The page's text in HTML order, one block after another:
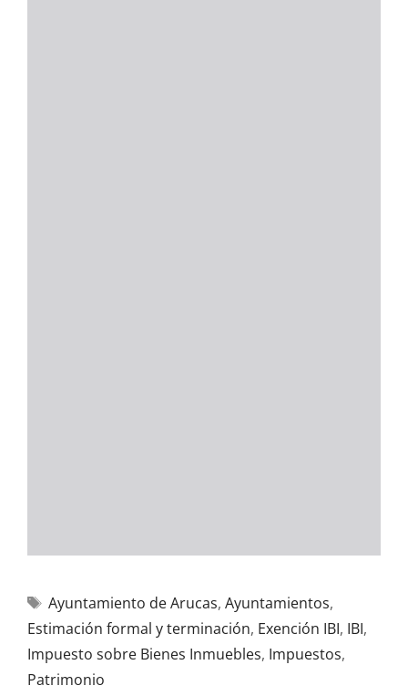
Ayuntamiento de Arucas, Ayuntamientos,
Estimación formal y terminación, Exención IBI, IBI,
Impuesto sobre Bienes Inmuebles, Impuestos,
Patrimonio